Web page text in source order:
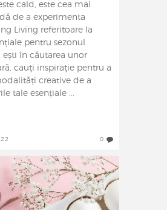
cald, este cea mai
de a experimenta
Living referitoare la
pentru sezonul
ești în căutarea unor
cauți inspirație pentru a
creative de a
tale esențiale ...
0